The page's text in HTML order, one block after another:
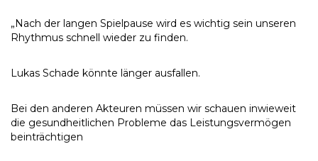
„Nach der langen Spielpause wird es wichtig sein unseren
Rhythmus schnell wieder zu finden.
Lukas Schade könnte länger ausfallen.
Bei den anderen Akteuren müssen wir schauen inwieweit
die gesundheitlichen Probleme das Leistungsvermögen
beinträchtigen